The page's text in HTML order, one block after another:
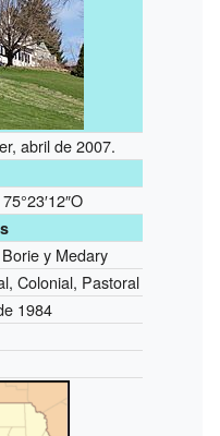
abril de 2007.
75°23′12″O
y Medary
Colonial, Pastoral
1984